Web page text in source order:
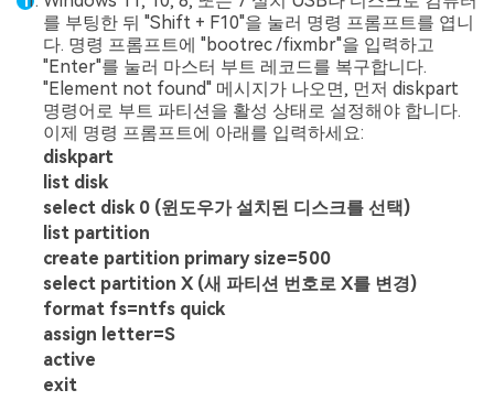
를 부팅한 뒤 "Shift + F10"을 눌러 명령 프롬프트를 엽니
다. 명령 프롬프트에 "bootrec /fixmbr"을 입력하고
"Enter"를 눌러 마스터 부트 레코드를 복구합니다.
"Element not found" 메시지가 나오면, 먼저 diskpart
명령어로 부트 파티션을 활성 상태로 설정해야 합니다.
이제 명령 프롬프트에 아래를 입력하세요:
diskpart
list disk
select disk 0 (윈도우가 설치된 디스크를 선택)
list partition
create partition primary size=500
select partition X (새 파티션 번호로 X를 변경)
format fs=ntfs quick
assign letter=S
active
exit